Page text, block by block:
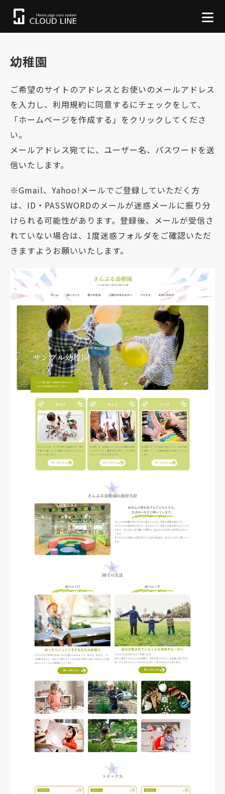
幼稚園
ご希望のサイトのアドレスとお使いのメールアドレス
を入力し、利用規約に同意するにチェックをして、
「ホームページを作成する」をクリックしてくださ
い。
メールアドレス宛てに、ユーザー名、パスワードを送
信いたします。
※Gmail、Yahoo!メールでご登録していただく方
は、ID・PASSWORDのメールが迷惑メールに振り分
けられる可能性があります。登録後、メールが受信さ
れていない場合は、1度迷惑フォルダをご確認いただ
きますようお願いいたします。